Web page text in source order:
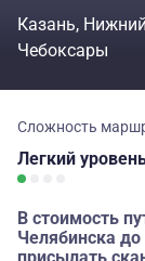
Казань
Чебоксары
Сложность
Легкий
В стоимость
Челябинска